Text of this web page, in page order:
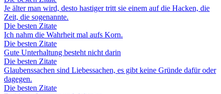
Je älter man wird, desto hastiger tritt sie einem auf die Hacken, die
Zeit, die sogenannte.
Die besten Zitate
Ich nahm die Wahrheit mal aufs Korn.
Die besten Zitate
Gute Unterhaltung besteht nicht darin
Die besten Zitate
Glaubenssachen sind Liebessachen, es gibt keine Gründe dafür oder
dagegen.
Die besten Zitate